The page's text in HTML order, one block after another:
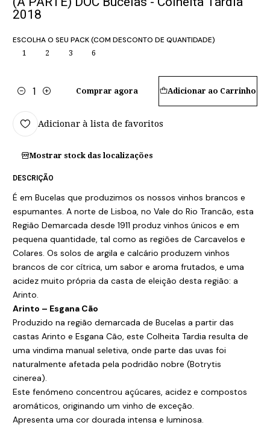
2018
ESCOLHA O SEU PACK (COM DESCONTO DE QUANTIDADE)
1 2 3 6
Quantidade
Adicionar ao Carrinho
Comprar agora
Adicionar à lista de favoritos
Mostrar stock das localizações
DESCRIÇÃO
É em Bucelas que produzimos os nossos vinhos brancos e
espumantes. A norte de Lisboa, no Vale do Rio Trancão, esta
Região Demarcada desde 1911 produz vinhos únicos e em
pequena quantidade, tal como as regiões de Carcavelos e
Colares. Os solos de argila e calcário produzem vinhos
brancos de cor cítrica, um sabor e aroma frutados, e uma
acidez muito própria da casta de eleição desta região: a
Arinto.
Arinto – Esgana Cão
Produzido na região demarcada de Bucelas a partir das
castas Arinto e Esgana Cão, este Colheita Tardia resulta de
uma vindima manual seletiva, onde parte das uvas foi
naturalmente afetada pela podridão nobre (Botrytis
cinerea).
Este fenómeno concentrou açúcares, acidez e compostos
aromáticos, originando um vinho de exceção.
Apresenta uma cor dourada intensa e luminosa.